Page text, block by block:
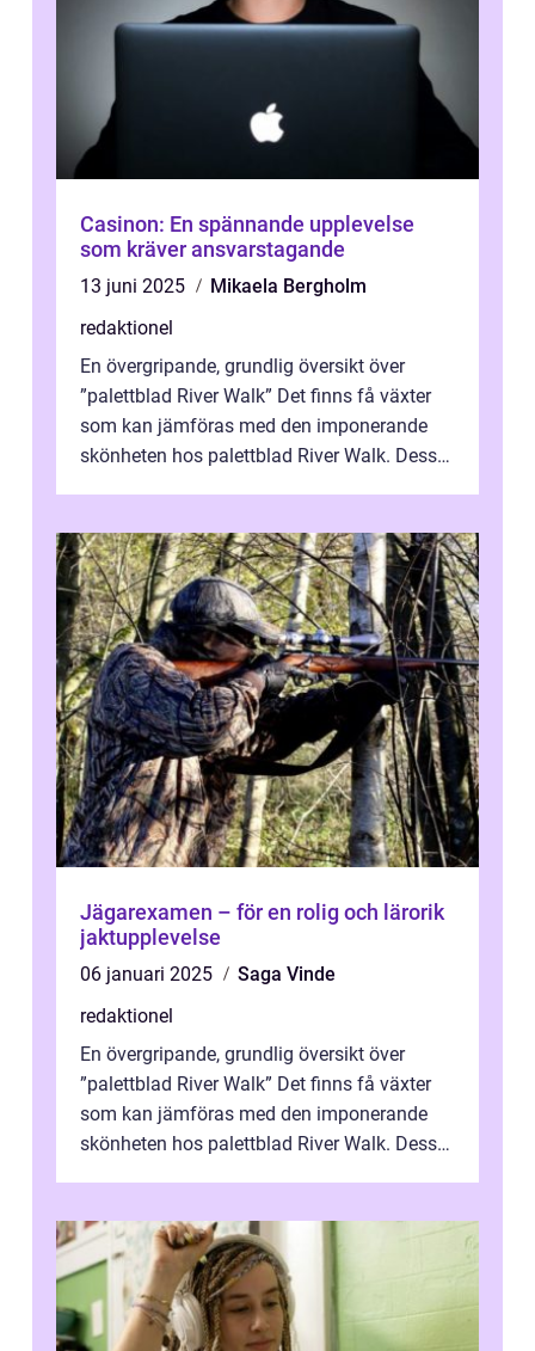
Casinon: En spännande upplevelse
som kräver ansvarstagande
13 juni 2025
Mikaela Bergholm
redaktionel
En övergripande, grundlig översikt över
”palettblad River Walk” Det finns få växter
som kan jämföras med den imponerande
skönheten hos palettblad River Walk. Dess
Jägarexamen – för en rolig och lärorik
jaktupplevelse
06 januari 2025
Saga Vinde
redaktionel
En övergripande, grundlig översikt över
”palettblad River Walk” Det finns få växter
som kan jämföras med den imponerande
skönheten hos palettblad River Walk. Dess